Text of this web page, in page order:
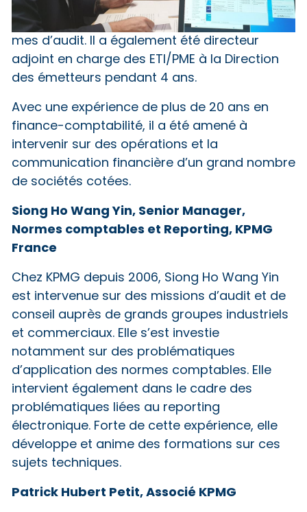
mes d’audit. Il a également été directeur
adjoint en charge des ETI/PME à la Direction
des émetteurs pendant 4 ans.
Avec une expérience de plus de 20 ans en
finance-comptabilité, il a été amené à
intervenir sur des opérations et la
communication financière d’un grand nombre
de sociétés cotées.
Siong Ho Wang Yin, Senior Manager,
Normes comptables et Reporting, KPMG
France
Chez KPMG depuis 2006, Siong Ho Wang Yin
est intervenue sur des missions d’audit et de
conseil auprès de grands groupes industriels
et commerciaux. Elle s’est investie
notamment sur des problématiques
d’application des normes comptables. Elle
intervient également dans le cadre des
problématiques liées au reporting
électronique. Forte de cette expérience, elle
développe et anime des formations sur ces
sujets techniques.
Patrick Hubert Petit, Associé KPMG